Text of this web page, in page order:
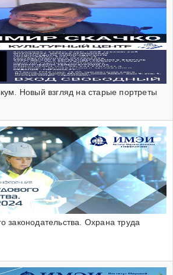
Новый взгляд на старые портреты
законодательства. Охрана труда